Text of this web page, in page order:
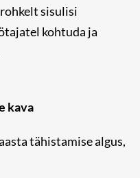
sisulisi
kohtuda ja
kava
tähistamise algus,